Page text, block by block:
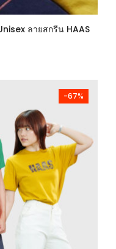
ลายสกรีน HAAS
-67%